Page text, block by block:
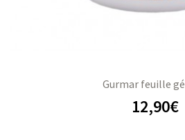
Gurmar feuille
12,90€